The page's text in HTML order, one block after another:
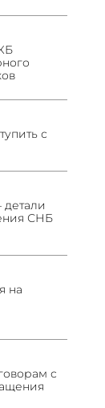
с
детали
СНБ
на
с